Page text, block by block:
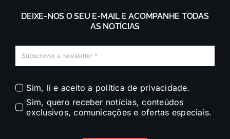
DEIXE-NOS O SEU E-MAIL E ACOMPANHE TODAS
AS NOTÍCIAS
Sim, li e aceito a política de privacidade.
Sim, quero receber notícias, conteúdos
exclusivos, comunicações e ofertas especiais.